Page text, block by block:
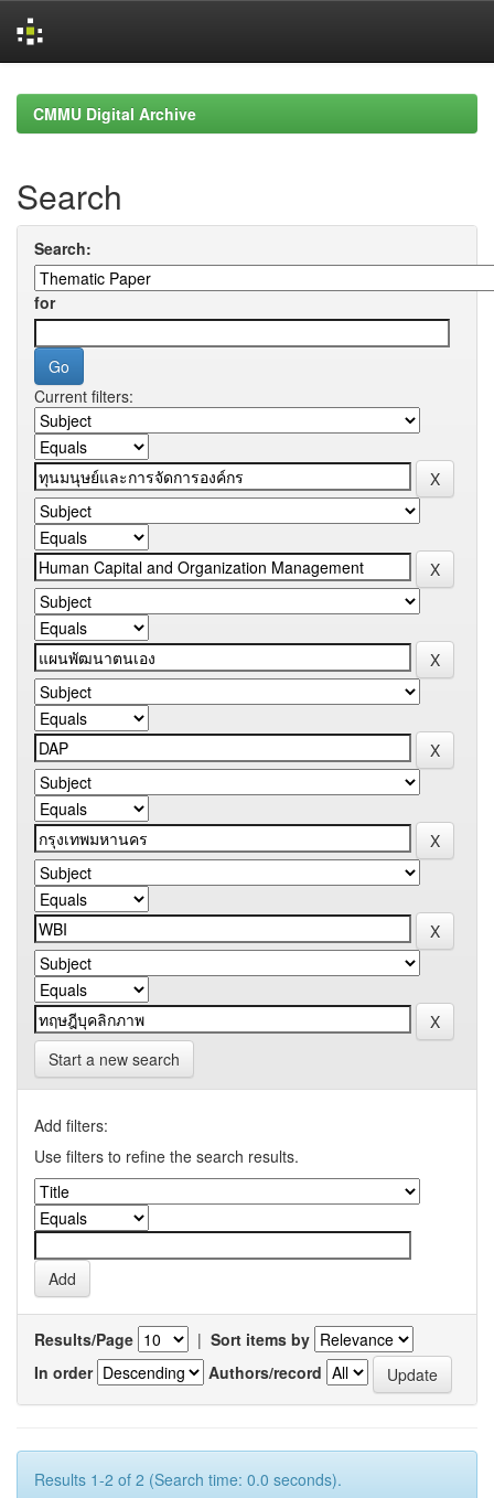
navigationCMMU Digital Archive
Search
Search:
for
Current filters:
Start a new search
Add filters:
Use filters to refine the search results.
Results/Page | Sort items by
In order
Authors/record
Results 1-2 of 2 (Search time: 0.0 seconds).